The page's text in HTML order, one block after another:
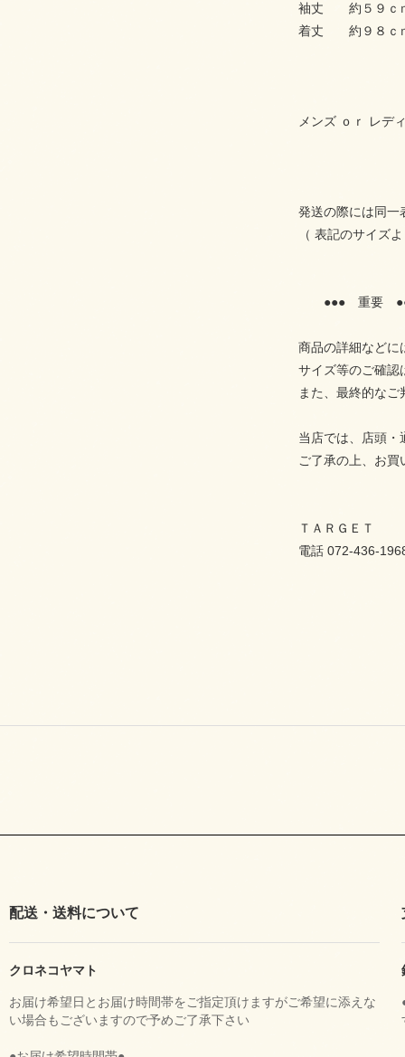
袖丈 約５９ｃ
着丈 約９８ｃ
メンズ ｏｒ レデ
発送の際には同一
（ 表記のサイズ
●●● 重要
商品の詳細などに
サイズ等のご確認
また、最終的な
当店では、店頭・
ご了承の上、お買
ＴＡＲＧＥＴ
電話 072-436-
配送・送料について
クロネコヤマト
お届け希望日とお届け時間帯をご指定頂けますがご希望に添えな
い場合もございますので予めご了承下さい